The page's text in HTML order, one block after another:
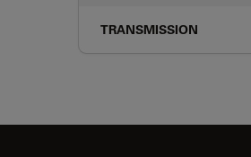
TRANSMISSION